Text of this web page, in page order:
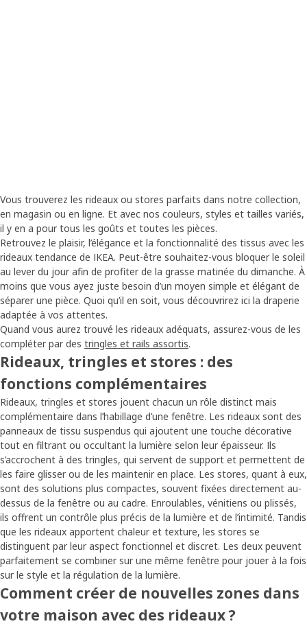
Vous trouverez les rideaux ou stores parfaits dans notre collection,
en magasin ou en ligne. Et avec nos couleurs, styles et tailles variés,
il y en a pour tous les goûts et toutes les pièces.
Retrouvez le plaisir, l’élégance et la fonctionnalité des tissus avec les
rideaux tendance de IKEA. Peut-être souhaitez-vous bloquer le soleil
au lever du jour afin de profiter de la grasse matinée du dimanche. À
moins que vous ayez juste besoin d’un moyen simple et élégant de
séparer une pièce. Quoi qu’il en soit, vous découvrirez ici la draperie
adaptée à vos attentes.
Quand vous aurez trouvé les rideaux adéquats, assurez-vous de les
compléter par des tringles et rails assortis.
Rideaux, tringles et stores : des
fonctions complémentaires
Rideaux, tringles et stores jouent chacun un rôle distinct mais
complémentaire dans l’habillage d’une fenêtre. Les rideaux sont des
panneaux de tissu suspendus qui ajoutent une touche décorative
tout en filtrant ou occultant la lumière selon leur épaisseur. Ils
s’accrochent à des tringles, qui servent de support et permettent de
les faire glisser ou de les maintenir en place. Les stores, quant à eux,
sont des solutions plus compactes, souvent fixées directement au-
dessus de la fenêtre ou au cadre. Enroulables, vénitiens ou plissés,
ils offrent un contrôle plus précis de la lumière et de l’intimité. Tandis
que les rideaux apportent chaleur et texture, les stores se
distinguent par leur aspect fonctionnel et discret. Les deux peuvent
parfaitement se combiner sur une même fenêtre pour jouer à la fois
sur le style et la régulation de la lumière.
Comment créer de nouvelles zones dans
votre maison avec des rideaux ?